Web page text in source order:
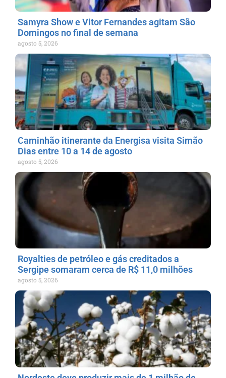
Samyra Show e Vitor Fernandes agitam São
Domingos no final de semana
agosto 5, 2026
Caminhão itinerante da Energisa visita Simão
Dias entre 10 a 14 de agosto
agosto 5, 2026
Royalties de petróleo e gás creditados a
Sergipe somaram cerca de R$ 11,0 milhões
agosto 5, 2026